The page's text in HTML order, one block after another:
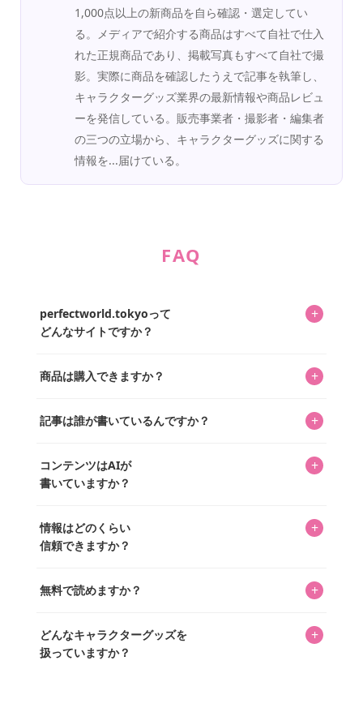
1,000点以上の新商品を自ら確認・選定してい
る。メディアで紹介する商品はすべて自社で仕入
れた正規商品であり、掲載写真もすべて自社で撮
影。実際に商品を確認したうえで記事を執筆し、
キャラクターグッズ業界の最新情報や商品レビュ
ーを発信している。販売事業者・撮影者・編集者
の三つの立場から、キャラクターグッズに関する
情報を...届けている。
FAQ
perfectworld.tokyoって
どんなサイトですか？
+
ってもらうニュースサイトです。運営はキャラグッズコレ
を中心に行われており、私たちは実際に40,000種のキャラグ
商品は購入できますか？ +
「perfectworld.shop」で、ほとんど全てのアイテムを購
があり、そこからジャンプできます。
記事は誰が書いているんですか？ +
ています。記事内の99%を超えるほぼすべての写真も、1枚
ずつ心を込めて自分たちで撮影したものです。さらに、10
ッズを収集し、月に1,000点の新商品を選定・購入する編集
長KOSが全記事を監修しています。
コンテンツはAIが
書いていますか？
+
書いています。AIは使用していません。編集長KOSが最終確
認を行い、手動で更新しています。
情報はどのくらい
信頼できますか？
+
いをお届けすることは保証します。なお、記事内に価格は
め、正確な情報をお伝えできないからです。
無料で読めますか？ +
どんなキャラクターグッズを
扱っていますか？
+